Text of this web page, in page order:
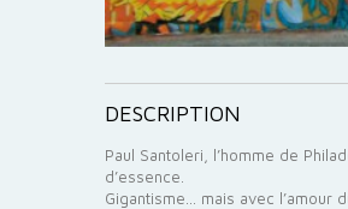
DESCRIPTION
Paul Santoleri, l’homme de
d’essence.
Gigantisme… mais avec